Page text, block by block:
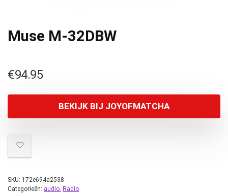
Muse M-32DBW
€94.95
BEKIJK BIJ JOYOFMATCHA
SKU: 172e694a2538
Categorieën: audio, Radio